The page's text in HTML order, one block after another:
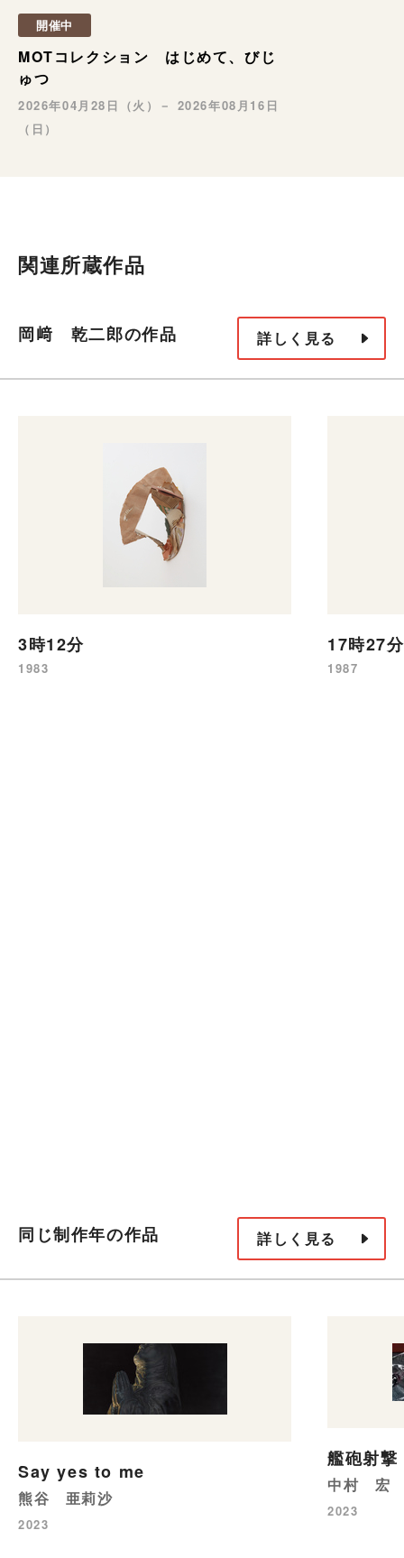
開催中
MOTコレクション はじめて、びじ
ゅつ
2026年04月28日（火）－ 2026年08月16日
（日）
関連所蔵作品
岡﨑 乾二郎の作品 詳しく見る
3時12分
1983
17時27分
1987
同じ制作年の作品 詳しく見る
Say yes to me
熊谷 亜莉沙
2023
艦砲射
中村 宏
2023